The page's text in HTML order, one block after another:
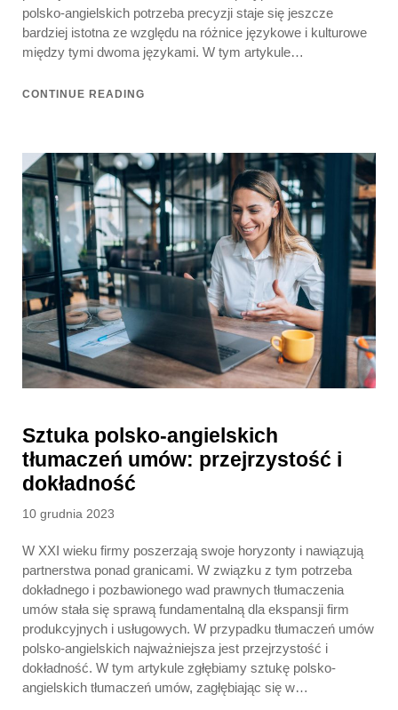
polsko-angielskich potrzeba precyzji staje się jeszcze
bardziej istotna ze względu na różnice językowe i kulturowe
między tymi dwoma językami. W tym artykule…
CONTINUE READING
Sztuka polsko-angielskich
tłumaczeń umów: przejrzystość i
dokładność
Posted
10 grudnia 2023
W XXI wieku firmy poszerzają swoje horyzonty i nawiązują
partnerstwa ponad granicami. W związku z tym potrzeba
dokładnego i pozbawionego wad prawnych tłumaczenia
umów stała się sprawą fundamentalną dla ekspansji firm
produkcyjnych i usługowych. W przypadku tłumaczeń umów
polsko-angielskich najważniejsza jest przejrzystość i
dokładność. W tym artykule zgłębiamy sztukę polsko-
angielskich tłumaczeń umów, zagłębiając się w…